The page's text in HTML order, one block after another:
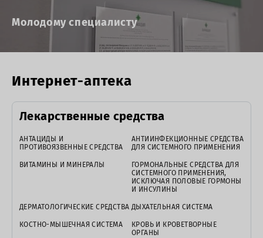
Молодому специалисту
Интернет-аптека
Лекарственные средства
АНТАЦИДЫ И
ПРОТИВОЯЗВЕННЫЕ СРЕДСТВА
АНТИИНФЕКЦИОННЫЕ СРЕДСТВА
ДЛЯ СИСТЕМНОГО ПРИМЕНЕНИЯ
ВИТАМИНЫ И МИНЕРАЛЫ
ГОРМОНАЛЬНЫЕ СРЕДСТВА ДЛЯ
СИСТЕМНОГО ПРИМЕНЕНИЯ,
ИСКЛЮЧАЯ ПОЛОВЫЕ ГОРМОНЫ
И ИНСУЛИНЫ
ДЕРМАТОЛОГИЧЕСКИЕ СРЕДСТВА ДЫХАТЕЛЬНАЯ СИСТЕМА
КОСТНО-МЫШЕЧНАЯ СИСТЕМА
КРОВЬ И КРОВЕТВОРНЫЕ
ОРГАНЫ